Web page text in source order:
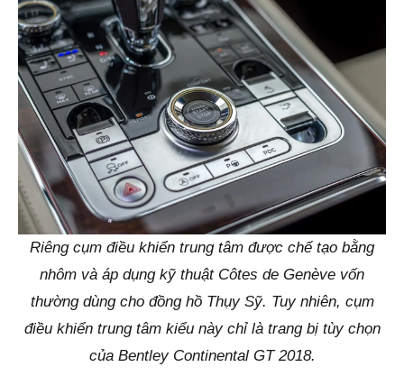
Riêng cụm điều khiển trung tâm được chế tạo bằng
nhôm và áp dụng kỹ thuật Côtes de Genève vốn
thường dùng cho đồng hồ Thụy Sỹ. Tuy nhiên, cụm
điều khiển trung tâm kiểu này chỉ là trang bị tùy chọn
của Bentley Continental GT 2018.